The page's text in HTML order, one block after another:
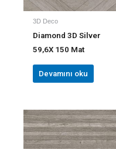
3D Deco
Diamond 3D Silver
59,6X 150 Mat
Devamını oku